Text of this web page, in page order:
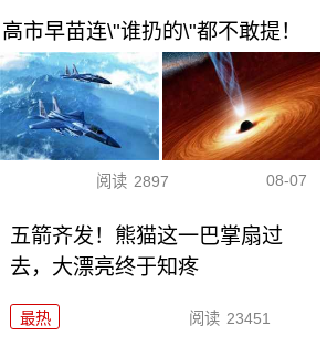
市早苗连\"谁扔的\"都不敢提！
阅读 2897 08-07
五箭齐发！熊猫这一巴掌扇过
去，大漂亮终于知疼
最热 阅读 23451